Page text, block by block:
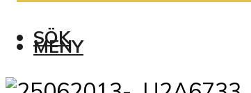
SÖK
MENY